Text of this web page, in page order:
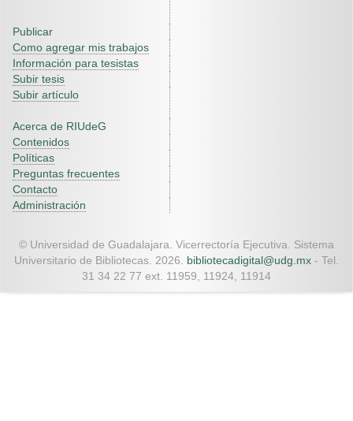
Publicar
Como agregar mis trabajos
Información para tesistas
Subir tesis
Subir artículo
Acerca de RIUdeG
Contenidos
Políticas
Preguntas frecuentes
Contacto
Administración
© Universidad de Guadalajara. Vicerrectoría Ejecutiva. Sistema
Universitario de Bibliotecas. 2026. bibliotecadigital@udg.mx - Tel.
31 34 22 77 ext. 11959, 11924, 11914